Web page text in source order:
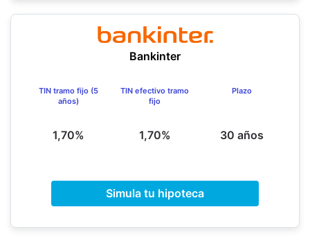
Bankinter
TIN tramo fijo (5
años)
1,70%
TIN efectivo tramo
fijo
1,70%
Plazo
30 años
Simula tu hipoteca